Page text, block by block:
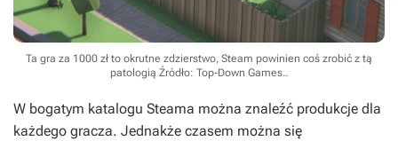
Ta gra za 1000 zł to okrutne zdzierstwo, Steam powinien coś zrobić z tą
patologią Źródło: Top-Down Games..
W bogatym katalogu Steama można znaleźć produkcje dla
każdego gracza. Jednakże czasem można się